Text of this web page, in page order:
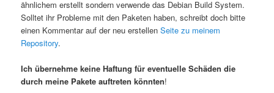
ähnlichem erstellt sondern verwende das Debian Build System.
Solltet ihr Probleme mit den Paketen haben, schreibt doch bitte
einen Kommentar auf der neu erstellenSeite zu meinem
Repository.
Ich übernehme keine Haftung für eventuelle Schäden die
durch meine Pakete auftreten könnten!